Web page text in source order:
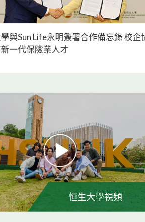
與Sun Life永明簽署合作備忘錄 校企
一代保險業人才
恒生大學視頻